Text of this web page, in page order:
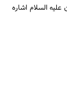
السلام اشاره